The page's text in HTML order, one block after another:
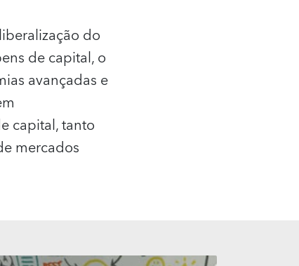
do
de capital, o
avançadas e
capital, tanto
mercados